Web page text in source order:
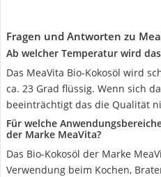
Fragen und Antworten zu
Ab welcher Temperatur wird
Das MeaVita Bio-Kokosöl wird
ca. 23 Grad flüssig. Wenn sich
beeinträchtigt das die Qualität
Für welche
der Marke MeaVita?
Das Bio-Kokosöl der Marke
Verwendung beim Kochen,